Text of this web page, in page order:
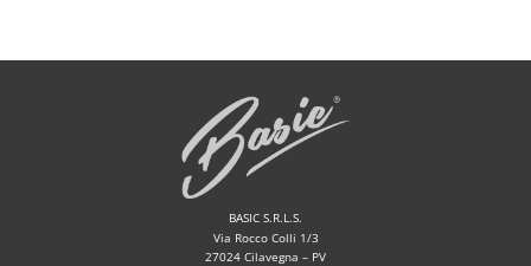
BASIC S.R.L.S.
Via Rocco Colli 1/3
27024 Cilavegna – PV